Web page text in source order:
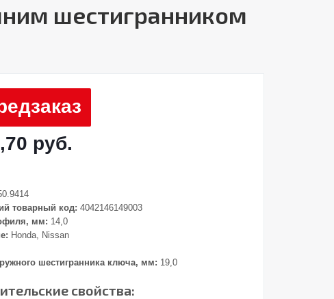
шестигранником
руб.
товарный код: 4042146149003
мм: 14,0
Honda, Nissan
шестигранника ключа, мм: 19,0
свойства: